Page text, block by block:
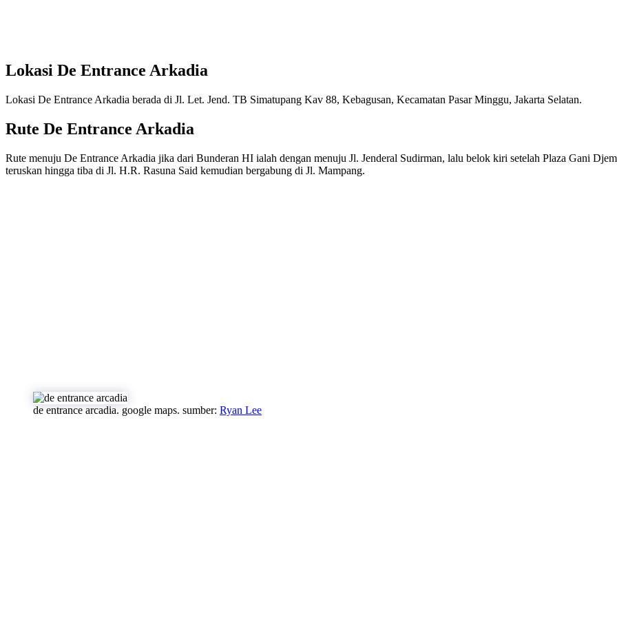
Lokasi De Entrance Arkadia
Lokasi De Entrance Arkadia berada di Jl. Let. Jend. TB Simatupang Kav 88, Kebagusan, Kecamatan Pasar Minggu, Jakarta Selatan.
Rute De Entrance Arkadia
Rute menuju De Entrance Arkadia jika dari Bunderan HI ialah dengan menuju Jl. Jenderal Sudirman, lalu belok kiri setelah Plaza Gani
teruskan hingga tiba di Jl. H.R. Rasuna Said kemudian bergabung di Jl. Mampang.
de entrance arcadia. google maps. sumber: Ryan Lee